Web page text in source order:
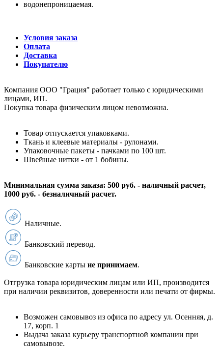
водонепроницаемая.
Условия заказа
Оплата
Доставка
Покупателю
Компания ООО "Грация" работает только с юридическими
лицами, ИП.
Покупка товара физическим лицом невозможна.
Товар отпускается упаковками.
Ткань и клеевые материалы - рулонами.
Упаковочные пакеты - пачками по 100 шт.
Швейные нитки - от 1 бобины.
Минимальная сумма заказа: 500 руб. - наличный расчет,
1000 руб. - безналичный расчет.
Наличные.
Банковский перевод.
Банковские карты не принимаем.
Отгрузка товара юридическим лицам или ИП, производится
при наличии реквизитов, доверенности или печати от фирмы.
Возможен самовывоз из офиса по адресу ул. Осенняя, д.
17, корп. 1
Выдача заказа курьеру транспортной компании при
самовывозе.